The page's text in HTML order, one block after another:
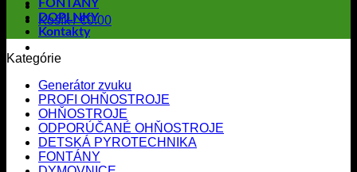
Košík /€0.00
FONTÁNY
DOPLNKY
Kontakty
Kategórie
Generátor zvuku
PROFI OHŇOSTROJE
OHŇOSTROJE
ODPORÚČANÉ OHŇOSTROJE
DETSKÁ PYROTECHNIKA
FONTÁNY